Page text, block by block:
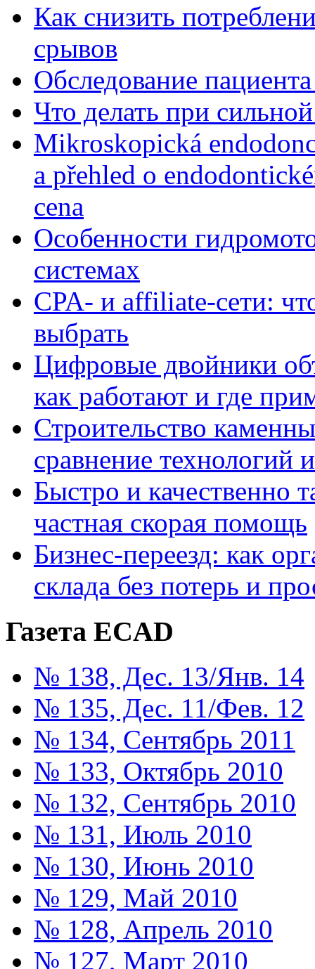
Как снизить
срывов
Обследование
Что делать при
Mikroskopická
a přehled o
cena
Особенности
системах
CPA- и affiliate-сети:
выбрать
Цифровые двойники
как работают и где
Строительство
сравнение технологий
Быстро и качественно
частная скорая помощь
Бизнес-переезд: как
склада без потерь и
Газета ECAD
№ 138, Дес. 13/Янв. 14
№ 135, Дес. 11/Фев. 12
№ 134, Сентябрь 2011
№ 133, Октябрь 2010
№ 132, Сентябрь 2010
№ 131, Июль 2010
№ 130, Июнь 2010
№ 129, Май 2010
№ 128, Апрель 2010
№ 127, Март 2010